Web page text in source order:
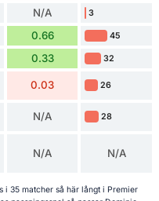
N/A 3
0.66 45
0.33 32
0.03 26
N/A 28
N/A N/A
i 35 matcher så här långt i Premier